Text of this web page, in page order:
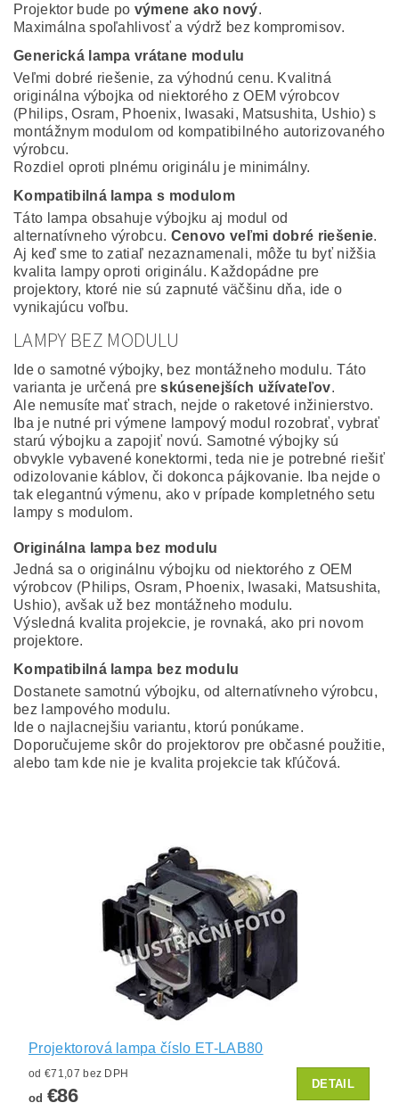
Projektor bude po výmene ako nový.
Maximálna spoľahlivosť a výdrž bez kompromisov.
Generická lampa vrátane modulu
Veľmi dobré riešenie, za výhodnú cenu. Kvalitná
originálna výbojka od niektorého z OEM výrobcov
(Philips, Osram, Phoenix, Iwasaki, Matsushita, Ushio) s
montážnym modulom od kompatibilného autorizovaného
výrobcu.
Rozdiel oproti plnému originálu je minimálny.
Kompatibilná lampa s modulom
Táto lampa obsahuje výbojku aj modul od
alternatívneho výrobcu. Cenovo veľmi dobré riešenie.
Aj keď sme to zatiaľ nezaznamenali, môže tu byť nižšia
kvalita lampy oproti originálu. Každopádne pre
projektory, ktoré nie sú zapnuté väčšinu dňa, ide o
vynikajúcu voľbu.
LAMPY BEZ MODULU
Ide o samotné výbojky, bez montážneho modulu. Táto
varianta je určená preskúsenejších užívateľov.
Ale nemusíte mať strach, nejde o raketové inžinierstvo.
Iba je nutné pri výmene lampový modul rozobrať, vybrať
starú výbojku a zapojiť novú. Samotné výbojky sú
obvykle vybavené konektormi, teda nie je potrebné riešiť
odizolovanie káblov, či dokonca pájkovanie. Iba nejde o
tak elegantnú výmenu, ako v prípade kompletného setu
lampy s modulom.
Originálna lampa bez modulu
Jedná sa o originálnu výbojku od niektorého z OEM
výrobcov (Philips, Osram, Phoenix, Iwasaki, Matsushita,
Ushio), avšak už bez montážneho modulu.
Výsledná kvalita projekcie, je rovnaká, ako pri novom
projektore.
Kompatibilná lampa bez modulu
Dostanete samotnú výbojku, od alternatívneho výrobcu,
bez lampového modulu.
Ide o najlacnejšiu variantu, ktorú ponúkame.
Doporučujeme skôr do projektorov pre občasné použitie,
alebo tam kde nie je kvalita projekcie tak kľúčová.
Projektorová lampa číslo ET-LAB80
od €71,07 bez DPH
od €86
DETAIL